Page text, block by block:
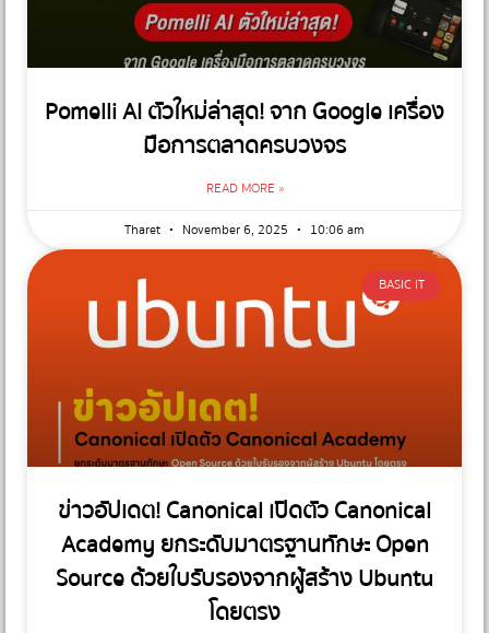
Pomelli AI ตัวใหม่ล่าสุด! จาก Google เครื่อง
มือการตลาดครบวงจร
READ MORE »
Tharet
November 6, 2025 10:06 am
BASIC IT
ข่าวอัปเดต! Canonical เปิดตัว Canonical
Academy ยกระดับมาตรฐานทักษะ Open
Source ด้วยใบรับรองจากผู้สร้าง Ubuntu
โดยตรง